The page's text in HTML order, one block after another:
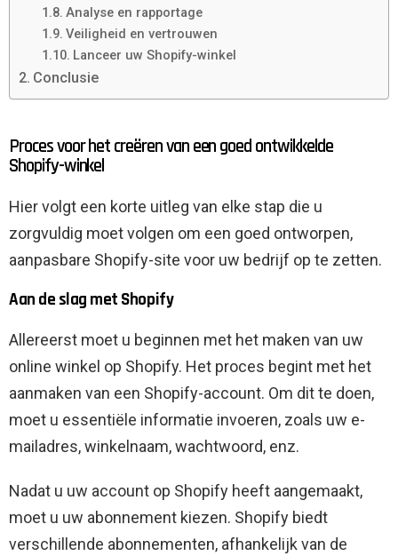
Analyse en rapportage
Veiligheid en vertrouwen
Lanceer uw Shopify-winkel
Conclusie
Proces voor het creëren van een goed ontwikkelde
Shopify-winkel
Hier volgt een korte uitleg van elke stap die u
zorgvuldig moet volgen om een ​​goed ontworpen,
aanpasbare Shopify-site voor uw bedrijf op te zetten.
Aan de slag met Shopify
Allereerst moet u beginnen met het maken van uw
online winkel op Shopify. Het proces begint met het
aanmaken van een Shopify-account. Om dit te doen,
moet u essentiële informatie invoeren, zoals uw e-
mailadres, winkelnaam, wachtwoord, enz.
Nadat u uw account op Shopify heeft aangemaakt,
moet u uw abonnement kiezen. Shopify biedt
verschillende abonnementen, afhankelijk van de